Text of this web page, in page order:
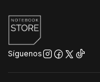
Síguenos